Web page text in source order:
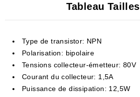
Tableau Tailles
Type de transistor: NPN
Polarisation: bipolaire
Tensions collecteur-émetteur: 80V
Courant du collecteur: 1,5A
Puissance de dissipation: 12,5W